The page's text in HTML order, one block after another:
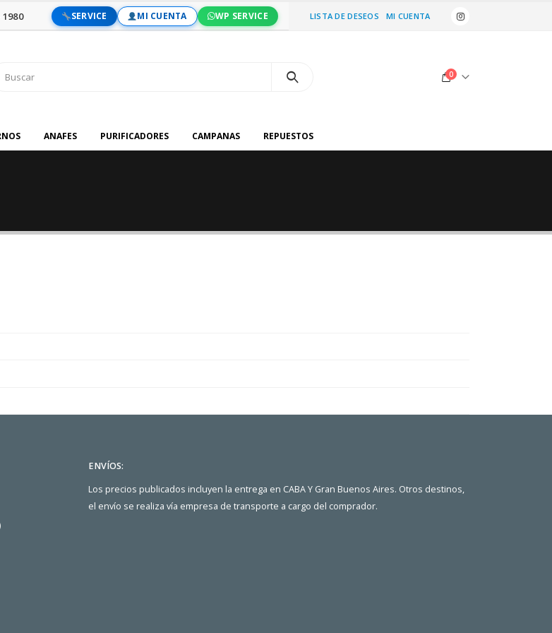
1980 SERVICE MI CUENTA WP SERVICE LISTA DE DESEOS MI CUENTA
0
ANAFES PURIFICADORES CAMPANAS REPUESTOS
ENVÍOS:
Los precios publicados incluyen la entrega en CABA Y Gran Buenos Aires. Otros destinos,
el envío se realiza vía empresa de transporte a cargo del comprador.